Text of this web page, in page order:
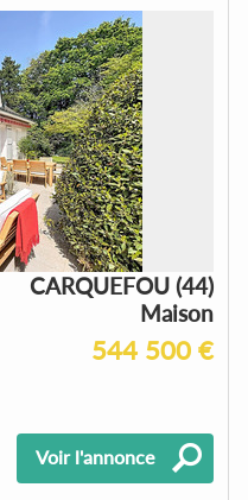
CARQUEFOU (44)
Maison
544 500 €
Voir l'annonce